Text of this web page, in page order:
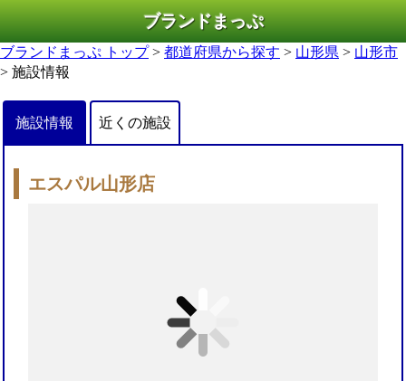
ブランドまっぷ
ブランドまっぷ トップ> 都道府県から探す > 山形県 > 山形市
> 施設情報
施設情報 近くの施設
エスパル山形店